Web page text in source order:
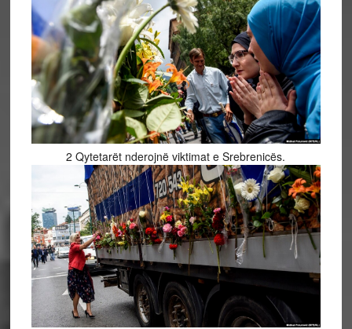
2 Qytetarët nderojnë viktimat e Srebrenicës.